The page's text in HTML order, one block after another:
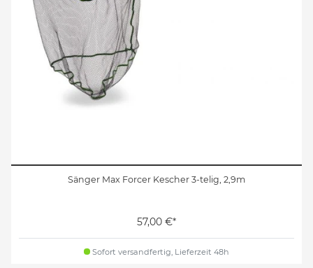
Sänger Max Forcer Kescher 3-telig, 2,9m
57,00 €*
Sofort versandfertig, Lieferzeit 48h